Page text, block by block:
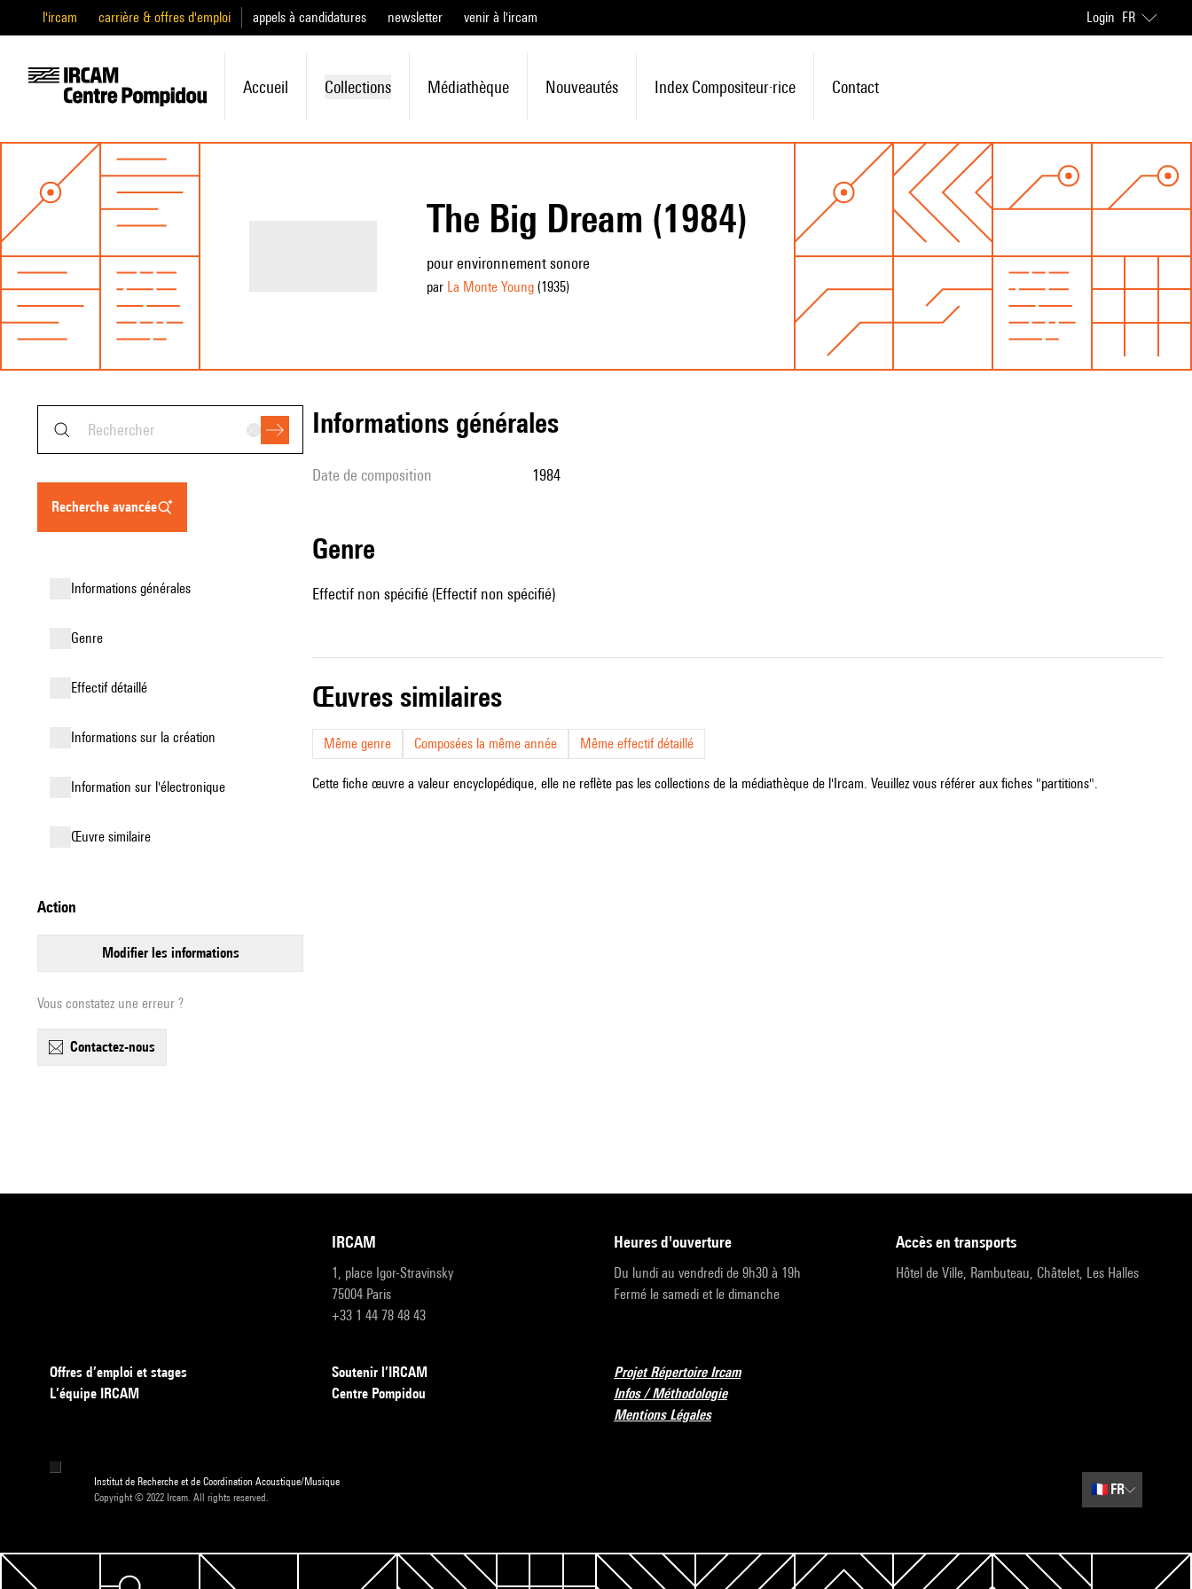
l'ircam carrière & offres d'emploi appels à candidatures newsletter venir à l'ircam Login FR
Accueil Collections Médiathèque Nouveautés Index Compositeur·rice Contact
The Big Dream (1984)
pour environnement sonore
par La Monte Young(1935)
recherche avancée
informations générales
genre
effectif détaillé
informations sur la création
Information sur l'électronique
œuvre similaire
action
modifier les informations
Vous constatez une erreur ?
contactez-nous
informations générales
date de composition 1984
genre
Effectif non spécifié (Effectif non spécifié)
œuvres similaires
Même genre Composées la même année Même effectif détaillé
Cette fiche œuvre a valeur encyclopédique, elle ne reflète pas les collections de la médiathèque de l'Ircam. Veuillez vous référer aux fiches "partitions".
IRCAM
1, place Igor-Stravinsky
75004 Paris
+33 1 44 78 48 43
heures d'ouverture
Du lundi au vendredi de 9h30 à 19h
Fermé le samedi et le dimanche
accès en transports
Hôtel de Ville, Rambuteau, Châtelet, Les Halles
Offres d’emploi et stages
L’équipe IRCAM
Soutenir l’IRCAM
Centre Pompidou
Projet Répertoire Ircam
Infos / Méthodologie
Mentions Légales
Institut de Recherche et de Coordination Acoustique/Musique
Copyright © 2022 Ircam. All rights reserved.
🇫🇷 FR